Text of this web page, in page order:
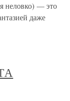
неловко) — это
даже